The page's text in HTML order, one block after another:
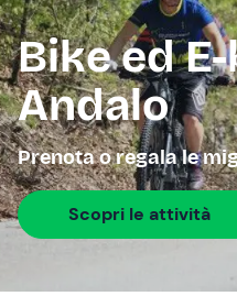
Bike ed
Andalo
Prenota o regala le
Scopri le attività